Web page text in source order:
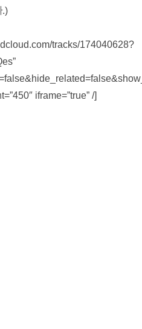
.)
tracks/174040628?
iframe=”true” /]